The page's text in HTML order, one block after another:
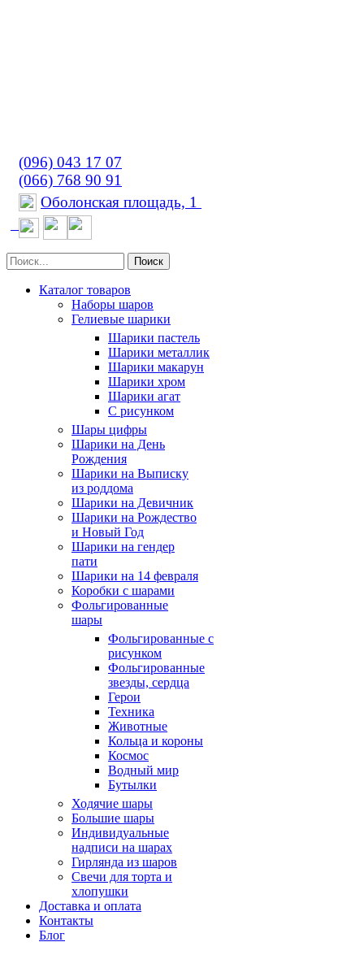
(096) 043 17 07
(066) 768 90 91
Оболонская площадь, 1
Поиск
Каталог товаров
Наборы шаров
Гелиевые шарики
Шарики пастель
Шарики металлик
Шарики макарун
Шарики хром
Шарики агат
С рисунком
Шары цифры
Шарики на День
Рождения
Шарики на Выписку
из роддома
Шарики на Девичник
Шарики на Рождество
и Новый Год
Шарики на гендер
пати
Шарики на 14 февраля
Коробки с шарами
Фольгированные
шары
Фольгированные с
рисунком
Фольгированные
звезды, сердца
Герои
Техника
Животные
Кольца и короны
Космос
Водный мир
Бутылки
Ходячие шары
Большие шары
Индивидуальные
надписи на шарах
Гирлянда из шаров
Свечи для торта и
хлопушки
Доставка и оплата
Контакты
Блог